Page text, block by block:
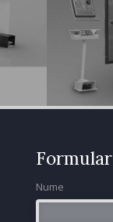
Formular
Nume